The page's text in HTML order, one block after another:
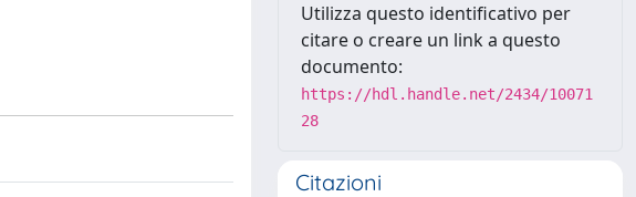
Utilizza questo identificativo per
citare o creare un link a questo
documento:
https://hdl.handle.net/2434/10071
28
Citazioni